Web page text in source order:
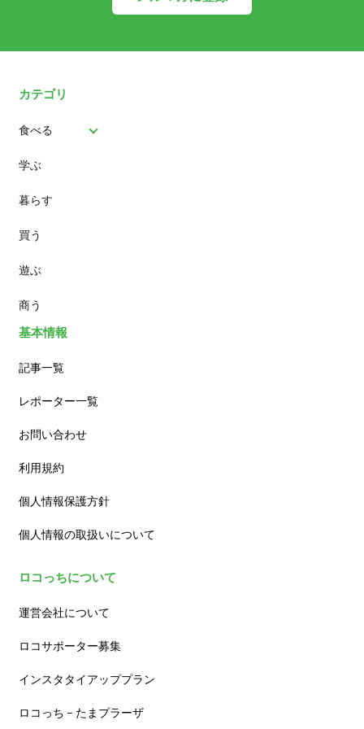
カテゴリ
食べる
パン
スイーツ
ランチ
カフェ
学ぶ
暮らす
買う
遊ぶ
商う
基本情報
記事一覧
レポーター一覧
お問い合わせ
利用規約
個人情報保護方針
個人情報の取扱いについて
ロコっちについて
運営会社について
ロコサポーター募集
インスタタイアッププラン
ロコっち – たまプラーザ